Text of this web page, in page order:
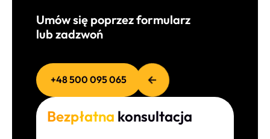
Umów się poprzez formularz
lub zadzwoń
+48 500 095 065
Bezpłatna konsultacja